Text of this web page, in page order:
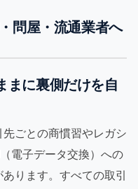
問屋・流通業者へ
まに裏側だけを自
ごとの商慣習やレガシ
電子データ交換）への
ります。すべての取引